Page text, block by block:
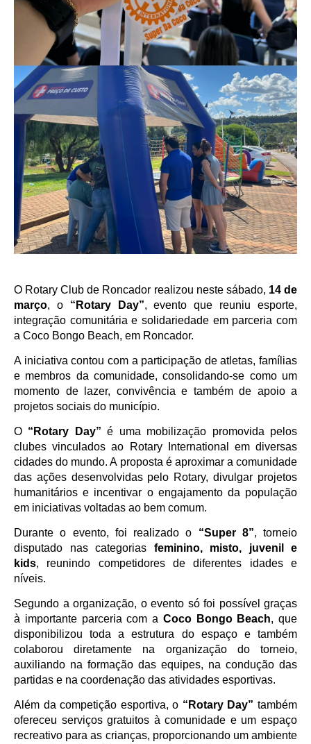
O Rotary Club de Roncador realizou neste sábado, 14 de
março, o “Rotary Day”, evento que reuniu esporte,
integração comunitária e solidariedade em parceria com
a Coco Bongo Beach, em Roncador.
A iniciativa contou com a participação de atletas, famílias
e membros da comunidade, consolidando-se como um
momento de lazer, convivência e também de apoio a
projetos sociais do município.
O “Rotary Day” é uma mobilização promovida pelos
clubes vinculados ao Rotary International em diversas
cidades do mundo. A proposta é aproximar a comunidade
das ações desenvolvidas pelo Rotary, divulgar projetos
humanitários e incentivar o engajamento da população
em iniciativas voltadas ao bem comum.
Durante o evento, foi realizado o “Super 8”, torneio
disputado nas categorias feminino, misto, juvenil e
kids, reunindo competidores de diferentes idades e
níveis.
Segundo a organização, o evento só foi possível graças
à importante parceria com a Coco Bongo Beach, que
disponibilizou toda a estrutura do espaço e também
colaborou diretamente na organização do torneio,
auxiliando na formação das equipes, na condução das
partidas e na coordenação das atividades esportivas.
Além da competição esportiva, o “Rotary Day” também
ofereceu serviços gratuitos à comunidade e um espaço
recreativo para as crianças, proporcionando um ambiente